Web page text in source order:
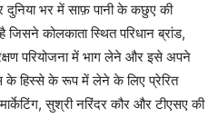
दुनिया भर में साफ़ पानी के कछुए की
कोलकाता स्थित परिधान ब्रांड,
परियोजना में भाग लेने और इसे अपने
के हिस्से के रूप में लेने के लिए प्रेरित
सुश्री नरिंदर कौर और टीएसए की